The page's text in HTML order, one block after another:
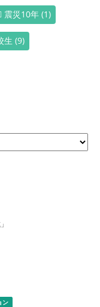
震災10年 (1)
生 (9)
ン